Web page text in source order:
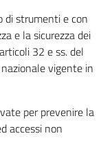
di strumenti e con
e la sicurezza dei
32 e ss. del
vigente in
per prevenire la
accessi non